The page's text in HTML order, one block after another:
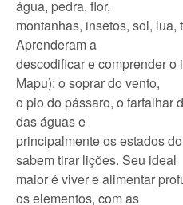
água, pedra, flor,
montanhas, insetos, sol, lua,
Aprenderam a
descodificar e comprender o
Mapu): o soprar do vento,
o pio do pássaro, o farfalhar
das águas e
principalmente os estados
sabem tirar lições. Seu ideal
maior é viver e alimentar
os elementos, com as